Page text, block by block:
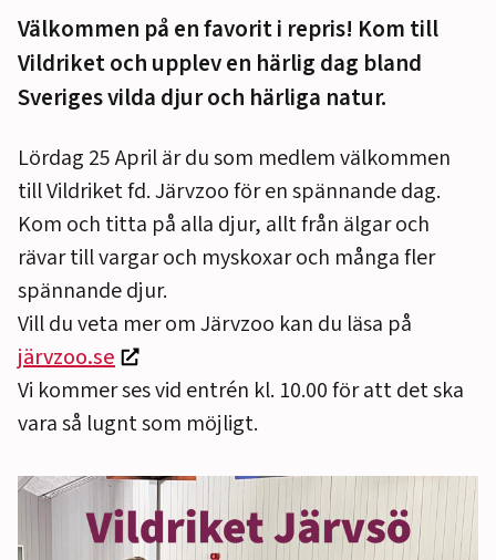
Välkommen på en favorit i repris! Kom till
Vildriket och upplev en härlig dag bland
Sveriges vilda djur och härliga natur.
Lördag 25 April är du som medlem välkommen
till Vildriket fd. Järvzoo för en spännande dag.
Kom och titta på alla djur, allt från älgar och
rävar till vargar och myskoxar och många fler
spännande djur.
Vill du veta mer om Järvzoo kan du läsa på
järvzoo.se
Vi kommer ses vid entrén kl. 10.00 för att det ska
vara så lugnt som möjligt.